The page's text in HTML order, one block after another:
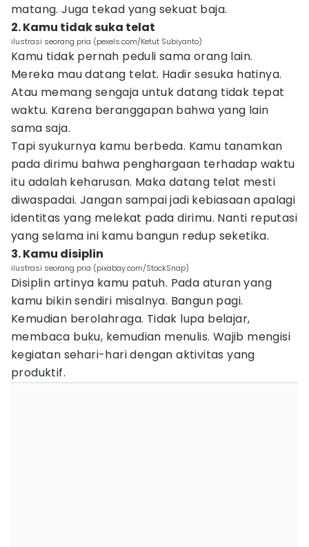
matang. Juga tekad yang sekuat baja.
2. Kamu tidak suka telat
ilustrasi seorang pria (pexels.com/Ketut Subiyanto)
Kamu tidak pernah peduli sama orang lain.
Mereka mau datang telat. Hadir sesuka hatinya.
Atau memang sengaja untuk datang tidak tepat
waktu. Karena beranggapan bahwa yang lain
sama saja.
Tapi syukurnya kamu berbeda. Kamu tanamkan
pada dirimu bahwa penghargaan terhadap waktu
itu adalah keharusan. Maka datang telat mesti
diwaspadai. Jangan sampai jadi kebiasaan apalagi
identitas yang melekat pada dirimu. Nanti reputasi
yang selama ini kamu bangun redup seketika.
3. Kamu disiplin
ilustrasi seorang pria (pixabay.com/StockSnap)
Disiplin artinya kamu patuh. Pada aturan yang
kamu bikin sendiri misalnya. Bangun pagi.
Kemudian berolahraga. Tidak lupa belajar,
membaca buku, kemudian menulis. Wajib mengisi
kegiatan sehari-hari dengan aktivitas yang
produktif.